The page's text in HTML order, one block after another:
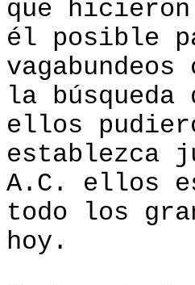
que
él posible
la
ellos
establezca
A.C. ellos
todo los
hoy.